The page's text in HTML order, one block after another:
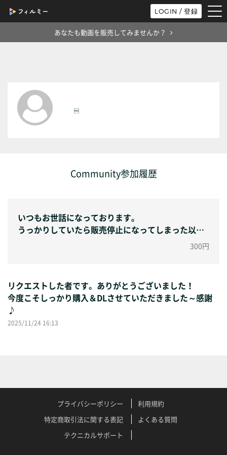
LOGIN / 登録
あなたも動画を販売してみませんか？

Community参加履歴
いつもお世話になっております。
うっかりしていたら販売停止になってしまった以下3
今度はしっかり忘れず購入するので何卒ご検討よろ
しくお願いいたします…(願)。
300円
リクエストした者です。ありがとうございました！
今度こそしっかり購入＆DLさせていただきました～感謝
♪
2025/11/24 16:13
プライバシーポリシー
利用規約
特定商取引法に関する表記
よくある質問
テクニカルサポート